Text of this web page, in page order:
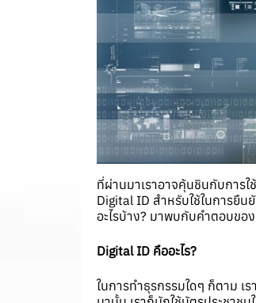
ที่ผ่านมาเราอาจคุ้นชินกับการ
Digital ID สำหรับใช้ในการยืน
อะไรบ้าง? มาพบกับคำตอบขอ
Digital ID คืออะไร?
ในการทำธุรกรรมใดๆ ก็ตาม เ